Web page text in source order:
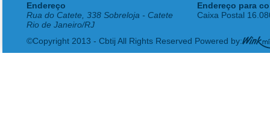
Endereço
Rua do Catete, 338 Sobreloja - Catete
Rio de Janeiro/RJ
Endereço para
Caixa Postal
©Copyright 2013 - Cbtij All Rights Reserved Powered by: